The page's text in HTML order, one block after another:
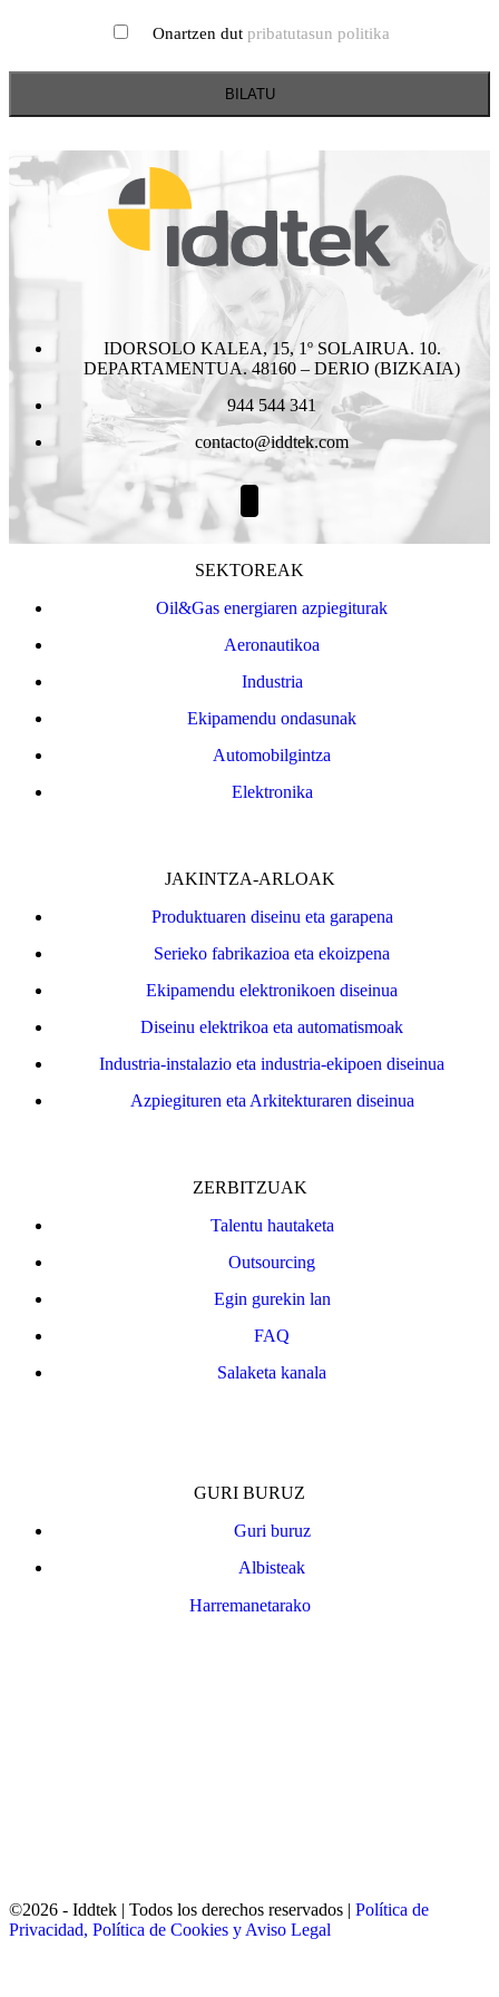
Onartzen dut pribatutasun politika
IDORSOLO KALEA, 15, 1º SOLAIRUA. 10.
DEPARTAMENTUA. 48160 – DERIO (BIZKAIA)
944 544 341
contacto@iddtek.com
SEKTOREAK
Oil&Gas energiaren azpiegiturak
Aeronautikoa
Industria
Ekipamendu ondasunak
Automobilgintza
Elektronika
JAKINTZA-ARLOAK
Produktuaren diseinu eta garapena
Serieko fabrikazioa eta ekoizpena
Ekipamendu elektronikoen diseinua
Diseinu elektrikoa eta automatismoak
Industria-instalazio eta industria-ekipoen diseinua
Azpiegituren eta Arkitekturaren diseinua
ZERBITZUAK
Talentu hautaketa
Outsourcing
Egin gurekin lan
FAQ
Salaketa kanala
GURI BURUZ
Guri buruz
Albisteak
Harremanetarako
©2026 - Iddtek | Todos los derechos reservados | Política de
Privacidad, Política de Cookies y Aviso Legal